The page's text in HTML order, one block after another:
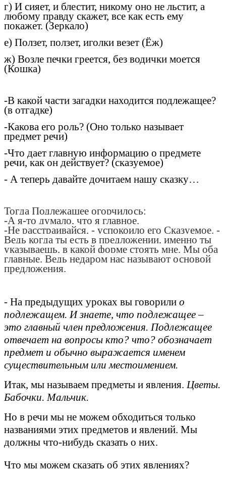
г) И сияет, и блестит, никому оно не льстит, а
любому правду скажет, все как есть ему
покажет. (Зеркало)
е) Ползет, ползет, иголки везет (Ёж)
ж) Возле печки греется, без водички моется
(Кошка)
-В какой части загадки находится подлежащее?
(в отгадке)
-Какова его роль? (Оно только называет
предмет речи)
-Что дает главную информацию о предмете
речи, как он действует? (сказуемое)
- А теперь давайте дочитаем нашу сказку…
Тогда Подлежащее огорчилось:
-А я-то думало, что я главное.
-Не расстраивайся, - успокоило его Сказуемое. -
Ведь когда ты есть в предложении, именно ты
указываешь, в какой форме стоять мне. Мы оба
главные. Ведь недаром нас называют основой
предложения.
- На предыдущих уроках вы говорили о
подлежащем. И знаете, что подлежащее –
это главный член предложения. Подлежащее
отвечает на вопросы кто? что? обозначает
предмет и обычно выражается именем
существительным или местоимением.
Итак, мы называем предметы и явления.Цветы.
Бабочки. Мальчик.
Но в речи мы не можем обходиться только
названиями этих предметов и явлений. Мы
должны что-нибудь сказать о них.
Что мы можем сказать об этих явлениях?